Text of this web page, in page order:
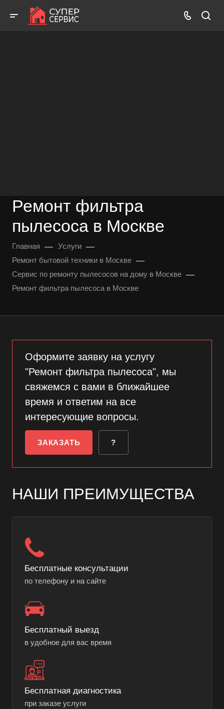
Ремонт фильтра
пылесоса в Москве
Главная — Услуги —
Ремонт бытовой техники в Москве —
Сервис по ремонту пылесосов на дому в Москве —
Ремонт фильтра пылесоса в Москве
Оформите заявку на услугу
"Ремонт фильтра пылесоса", мы
свяжемся с вами в ближайшее
время и ответим на все
интересующие вопросы.
ЗАКАЗАТЬ ?
НАШИ ПРЕИМУЩЕСТВА
Бесплатные консультации
по телефону и на сайте
Бесплатный выезд
в удобное для вас время
Бесплатная диагностика
при заказе услуги